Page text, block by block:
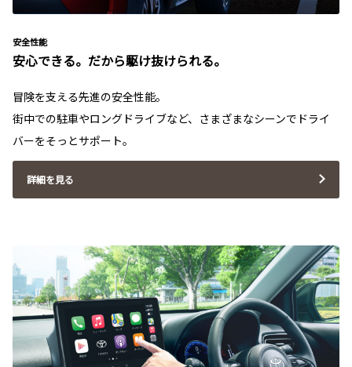
安全性能
安心できる。だから駆け抜けられる。
冒険を支える先進の安全性能。
街中での駐車やロングドライブなど、さまざまなシーンでドライ
バーをそっとサポート。
詳細を見る